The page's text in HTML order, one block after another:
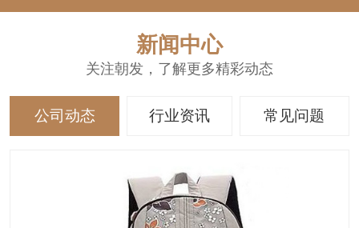
新闻中心
关注朝发，了解更多精彩动态
公司动态 行业资讯 常见问题